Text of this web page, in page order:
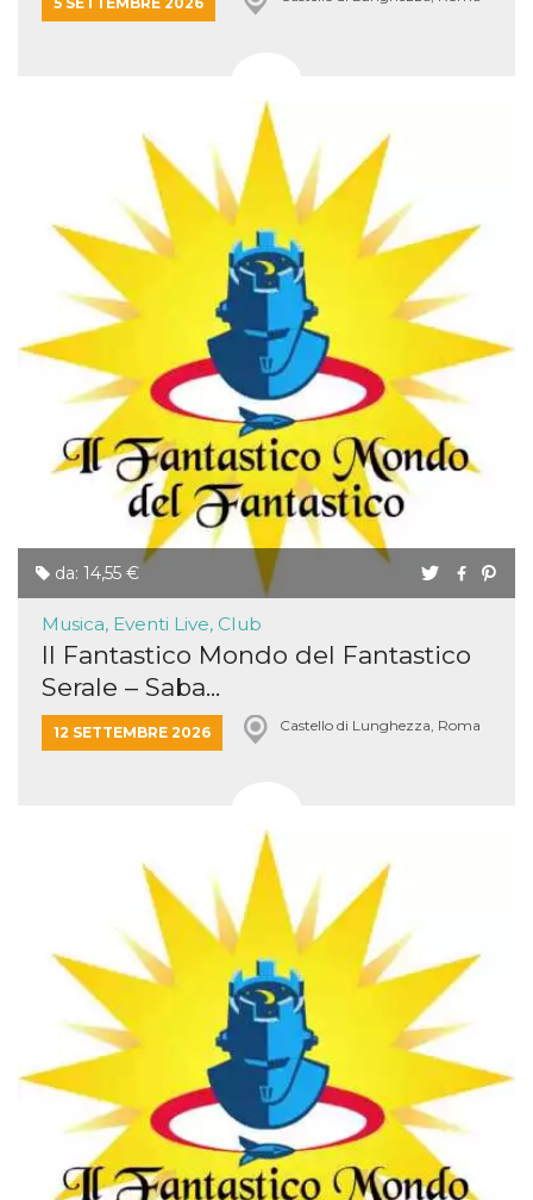
da: 14,55 €
Musica, Eventi Live, Club
Il Fantastico Mondo del Fantastico
Serale – Saba...
12 SETTEMBRE 2026 Castello di Lunghezza, Roma